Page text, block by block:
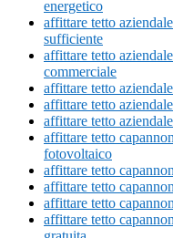
energetico
affittare tetto
sufficiente
affittare tetto
commerciale
affittare tetto
affittare tetto
affittare tetto
affittare tetto
fotovoltaico
affittare tetto
affittare tetto
affittare tetto
affittare tetto